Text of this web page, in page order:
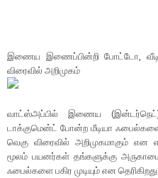
இணைய இணைப்பின்றி போட்டோ,
விரைவில் அறிமுகம்
வாட்ஸ்அப்பில் இணைய
டாக்குமென்ட் போன்ற மீடியா
வெகு விரைவில் அறிமுகமாகும் என
மூலம் பயனர்கள் தங்களுக்கு
ஃபைல்களை பகிர முடியும் என தெரிகிறது.